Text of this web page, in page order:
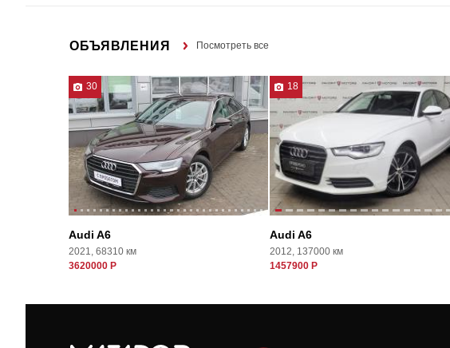
ОБЪЯВЛЕНИЯ Посмотреть все
30
Audi A6
2021, 68310 км
3620000 Р
18
Audi A6
2012, 137000 км
1457900 Р